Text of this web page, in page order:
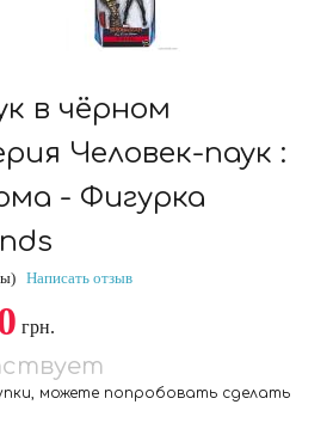
в чёрном
Человек-паук :
- Фигурка
Написать отзыв
грн.
можете попробовать сделать